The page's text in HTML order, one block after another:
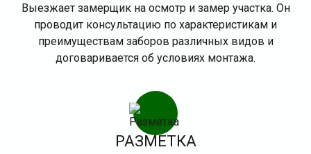
Выезжает замерщик на осмотр и замер участка. Он
проводит консультацию по характеристикам и
преимуществам заборов различных видов и
договаривается об условиях монтажа.
РАЗМЕТКА